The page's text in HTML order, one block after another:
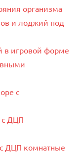
организма
и лоджий под
в игровой форме
с
с ДЦП
ДЦП комнатные